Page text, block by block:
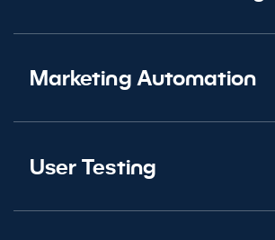
Marketing Automation
User Testing